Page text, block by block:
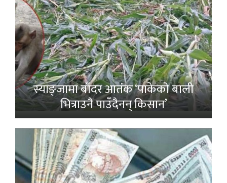
स्याङ्जामा बाँदर आतंक ‘पाकेको बाली
भित्राउनै पाउँदैनन् किसान’